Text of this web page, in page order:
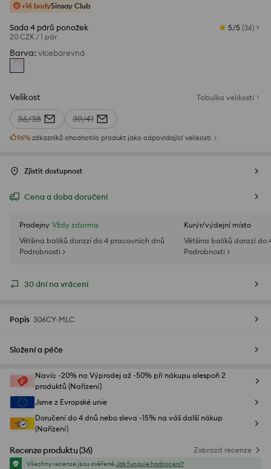
+16 bodySinsay Club
Sada 4 párů ponožek
20 CZK /1 pár
5/5 (36)
Barva: vícebarevná
Velikost Tabulka velikostí
36/38 39/41
96%zákazníků ohodnotilo produkt jako odpovídající velikosti
Zjistit dostupnost
Cena a doba doručení
Prodejny Vždy zdarma
Většina balíků dorazí do 4 pracovních dnů
Podrobnosti >
Kurýr/výdejní místo
Většina balíků dorazí do
Podrobnosti >
30 dní na vrácení
Popis 306CY-MLC
Složení a péče
Navíc -20% na Výprodej až -50% při nákupu alespoň 2
produktů (Nařízení)
Jsme z Evropské unie
Doručení do 4 dnů nebo sleva -15% na váš další nákup
(Nařízení)
Recenze produktu(36) Zobrazit recenze
Všechny recenze jsou ověřené.Jak funguje hodnocení?